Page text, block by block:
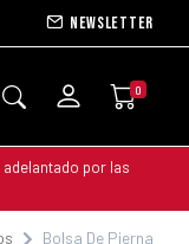
Newsletter
0
por las
Bolsa De Pierna